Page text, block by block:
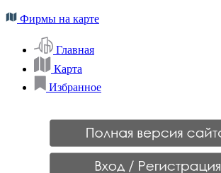
Фирмы на карте
Главная
Карта
Избранное